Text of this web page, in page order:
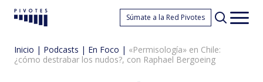
Pivotes Súmate a la Red Pivotes
Inicio | Podcasts | En Foco | «Permisología» en Chile:
¿cómo destrabar los nudos?, con Raphael Bergoeing